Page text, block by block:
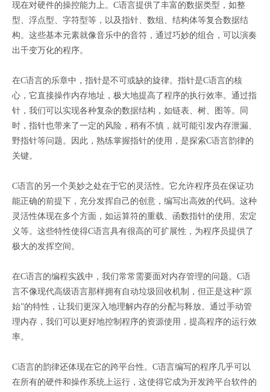
现在对硬件的操控能力上。C语言提供了丰富的数据类型，如整
型、浮点型、字符型等，以及指针、数组、结构体等复合数据结
构。这些基本元素就像音乐中的音符，通过巧妙的组合，可以演奏
出千变万化的程序。
在C语言的乐章中，指针是不可或缺的旋律。指针是C语言的核
心，它直接操作内存地址，极大地提高了程序的执行效率。通过指
针，我们可以实现各种复杂的数据结构，如链表、树、图等。同
时，指针也带来了一定的风险，稍有不慎，就可能引发内存泄漏、
野指针等问题。因此，熟练掌握指针的使用，是探索C语言韵律的
关键。
C语言的另一个美妙之处在于它的灵活性。它允许程序员在保证功
能正确的前提下，充分发挥自己的创意，编写出高效的代码。这种
灵活性体现在多个方面，如运算符的重载、函数指针的使用、宏定
义等。这些特性使得C语言具有很高的可扩展性，为程序员提供了
极大的发挥空间。
在C语言的编程实践中，我们常常需要面对内存管理的问题。C语
言不像现代高级语言那样拥有自动垃圾回收机制，但正是这种“原
始”的特性，让我们更深入地理解内存的分配与释放。通过手动管
理内存，我们可以更好地控制程序的资源使用，提高程序的运行效
率。
C语言的韵律还体现在它的跨平台性。C语言编写的程序几乎可以
在所有的硬件和操作系统上运行，这使得它成为开发跨平台软件的